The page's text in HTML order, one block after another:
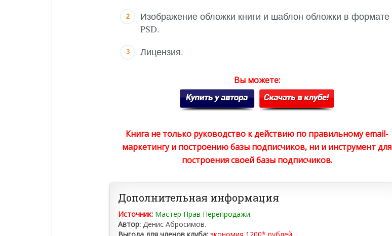
Изображение обложки книги и шаблон обложки в формате
PSD.
Лицензия.
Вы можете:
Книга не только руководство к действию по правильному email-
маркетингу и построению базы подписчиков, ни и инструмент для
построения своей базы подписчиков.
Дополнительная информация
Источник: Мастер Прав Перепродажи.
Автор: Денис Абросимов.